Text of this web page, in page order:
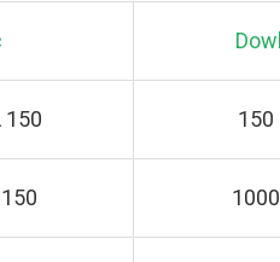
150 150